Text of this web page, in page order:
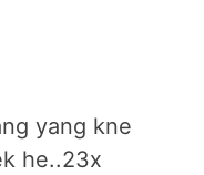
yang kne
he..23x